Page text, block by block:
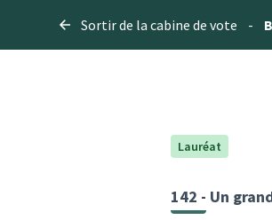
Sortir de la cabine de vote -
Lauréat
142 - Un